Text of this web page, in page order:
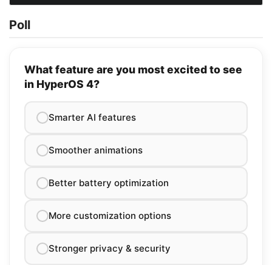
Poll
What feature are you most excited to see
in HyperOS 4?
Smarter AI features
Smoother animations
Better battery optimization
More customization options
Stronger privacy & security